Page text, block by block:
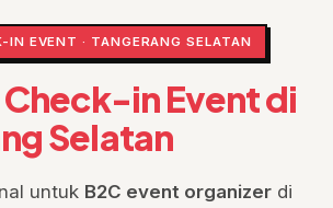
IN EVENT · TANGERANG SELATAN
in Event di
Selatan
untuk B2C event organizer di